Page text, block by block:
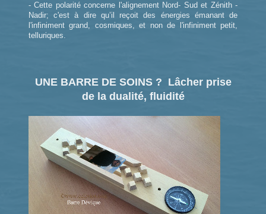
- Cette polarité concerne l'alignement Nord- Sud et Zénith -
Nadir; c'est à dire qu’il reçoit des énergies émanant de
l'infiniment grand, cosmiques, et non de l'infiniment petit,
telluriques.
UNE BARRE DE SOINS ? Lâcher prise
de la dualité, fluidité